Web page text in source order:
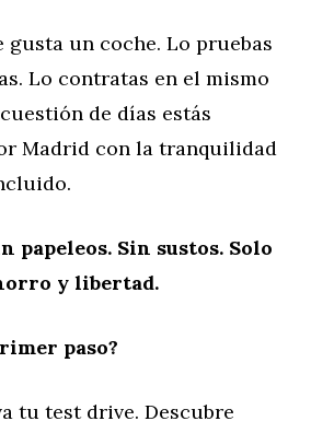
gusta un coche. Lo pruebas
Lo contratas en el mismo
de días estás
Madrid con la tranquilidad
papeleos. Sin sustos. Solo
y libertad.
paso?
tu test drive. Descubre